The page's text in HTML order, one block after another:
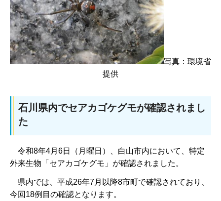
写真：環境省
提供
石川県内でセアカゴケグモが確認されまし
た
令和8年4月6日（月曜日）、白山市内において、特定
外来生物「セアカゴケグモ」が確認されました。
県内では、 平成26年7月以降8市町で確認されており、
今回18例目の確認となります。